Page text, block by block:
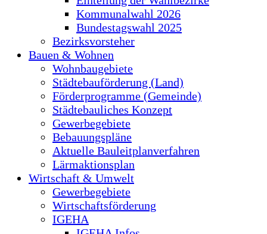
Kommunalwahl 2026
Bundestagswahl 2025
Bezirksvorsteher
Bauen & Wohnen
Wohnbaugebiete
Städtebauförderung (Land)
Förderprogramme (Gemeinde)
Städtebauliches Konzept
Gewerbegebiete
Bebauungspläne
Aktuelle Bauleitplanverfahren
Lärmaktionsplan
Wirtschaft & Umwelt
Gewerbegebiete
Wirtschaftsförderung
IGEHA